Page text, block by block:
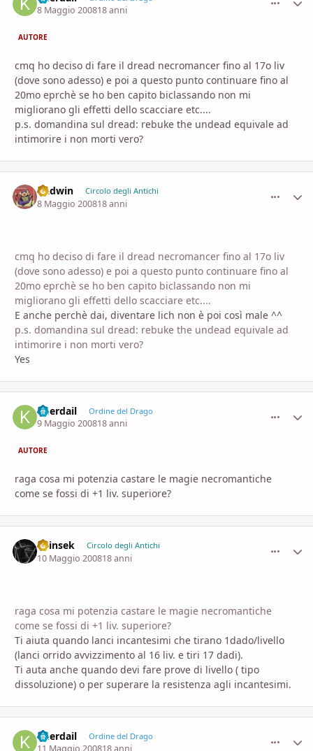
8 Maggio 200818 anni
AUTORE
cmq ho deciso di fare il dread necromancer fino al 17o liv
(dove sono adesso) e poi a questo punto continuare fino al
20mo eprchè se ho ben capito biclassando non mi
migliorano gli effetti dello scacciare etc....
p.s. domandina sul dread: rebuke the undead equivale ad
intimorire i non morti vero?
Gadwin Circolo degli Antichi
8 Maggio 200818 anni
cmq ho deciso di fare il dread necromancer fino al 17o liv
(dove sono adesso) e poi a questo punto continuare fino al
20mo eprchè se ho ben capito biclassando non mi
migliorano gli effetti dello scacciare etc....
E anche perchè dai, diventare lich non è poi così male ^^
p.s. domandina sul dread: rebuke the undead equivale ad
intimorire i non morti vero?
Yes
Kherdail Ordine del Drago
9 Maggio 200818 anni
AUTORE
raga cosa mi potenzia castare le magie necromantiche
come se fossi di +1 liv. superiore?
Shinsek Circolo degli Antichi
10 Maggio 200818 anni
raga cosa mi potenzia castare le magie necromantiche
come se fossi di +1 liv. superiore?
Ti aiuta quando lanci incantesimi che tirano 1dado/livello
(lanci orrido avvizzimento al 16 liv. e tiri 17 dadi).
Ti auta anche quando devi fare prove di livello ( tipo
dissoluzione) o per superare la resistenza agli incantesimi.
Kherdail Ordine del Drago